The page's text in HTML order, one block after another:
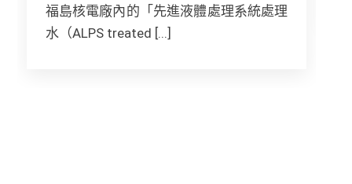
福島核電廠內的「先進液體處理系統處理
水（ALPS treated [...]